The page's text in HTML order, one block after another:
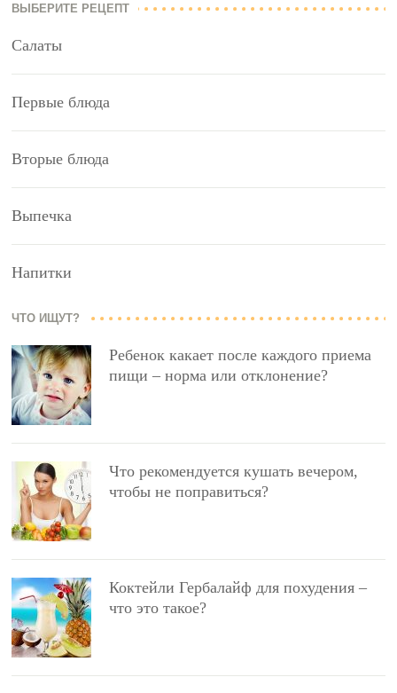
ВЫБЕРИТЕ РЕЦЕПТ
Салаты
Первые блюда
Вторые блюда
Выпечка
Напитки
ЧТО ИЩУТ?
Ребенок какает после каждого приема
пищи – норма или отклонение?
Что рекомендуется кушать вечером,
чтобы не поправиться?
Коктейли Гербалайф для похудения –
что это такое?